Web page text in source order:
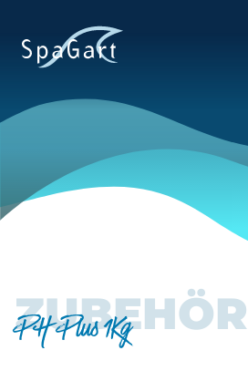
ZUBEHÖR
PH Plus 1Kg